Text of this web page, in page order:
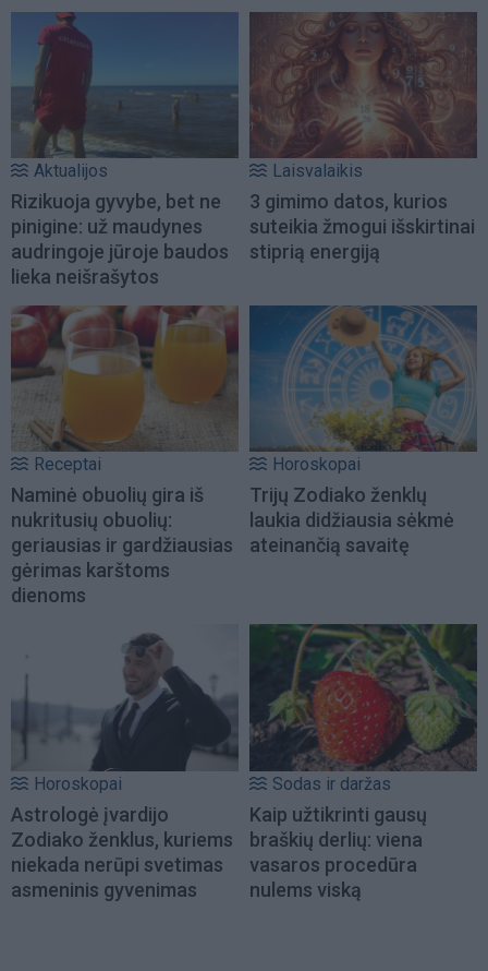
Aktualijos
Rizikuoja gyvybe, bet ne
pinigine: už maudynes
audringoje jūroje baudos
lieka neišrašytos
Laisvalaikis
3 gimimo datos, kurios
suteikia žmogui išskirtinai
stiprią energiją
Receptai
Naminė obuolių gira iš
nukritusių obuolių:
geriausias ir gardžiausias
gėrimas karštoms
dienoms
Horoskopai
Trijų Zodiako ženklų
laukia didžiausia sėkmė
ateinančią savaitę
Horoskopai
Astrologė įvardijo
Zodiako ženklus, kuriems
niekada nerūpi svetimas
asmeninis gyvenimas
Sodas ir daržas
Kaip užtikrinti gausų
braškių derlių: viena
vasaros procedūra
nulems viską